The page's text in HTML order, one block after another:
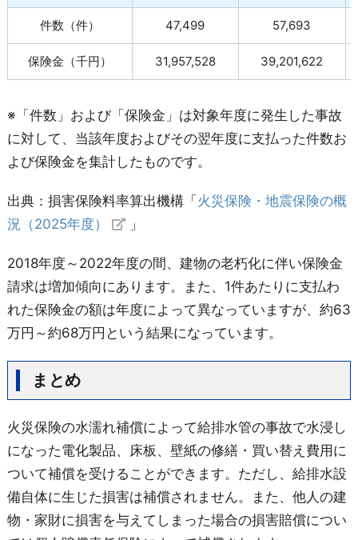
件数（件） 47,499 57,693
保険金（千円） 31,957,528 39,201,622
※「件数」および「保険金」は対象年度に発生した事故
に対して、当該年度およびその翌年度に支払った件数お
よび保険金を集計したものです。
出典：損害保険料率算出機構「 火災保険・地震保険の概
況（2025年度）
」
2018年度～2022年度の間、建物の老朽化に伴い保険金
請求は増加傾向にあります。また、1件あたりに支払わ
れた保険金の額は年度によって異なっていますが、約63
万円～約68万円という結果になっています。
まとめ
火災保険の水濡れ補償によって給排水管の事故で水浸し
になった電化製品、床板、壁紙の修繕・買い替え費用に
ついて補償を受けることができます。ただし、給排水設
備自体に生じた損害は補償されません。また、他人の建
物・家財に損害を与えてしまった場合の損害賠償につい